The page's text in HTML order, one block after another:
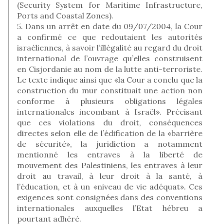
(Security System for Maritime Infrastructure,
Ports and Coastal Zones).
5. Dans un arrêt en date du 09/07/2004, la Cour
a confirmé ce que redoutaient les autorités
israéliennes, à savoir l’illégalité au regard du droit
international de l’ouvrage qu’elles construisent
en Cisjordanie au nom de la lutte anti-terroriste.
Le texte indique ainsi que «la Cour a conclu que la
construction du mur constituait une action non
conforme à plusieurs obligations légales
internationales incombant à Israël». Précisant
que ces violations du droit, conséquences
directes selon elle de l’édification de la «barrière
de sécurité», la juridiction a notamment
mentionné les entraves à la liberté de
mouvement des Palestiniens, les entraves à leur
droit au travail, à leur droit à la santé, à
l’éducation, et à un «niveau de vie adéquat». Ces
exigences sont consignées dans des conventions
internationales auxquelles l’Etat hébreu a
pourtant adhéré.